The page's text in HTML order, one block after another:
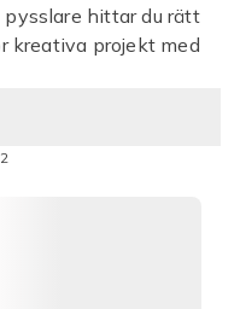
pysslare hittar du rätt
kreativa projekt med